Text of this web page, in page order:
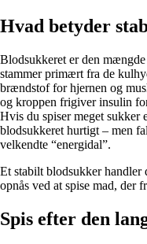
Hvad betyder
Blodsukkeret er den
stammer primært fra de
brændstof for hjernen og
og kroppen frigiver insulin
Hvis du spiser meget sukker
blodsukkeret hurtigt – men
velkendte “energidal”.
Et stabilt blodsukker handler
opnås ved at spise mad, der
Spis efter den